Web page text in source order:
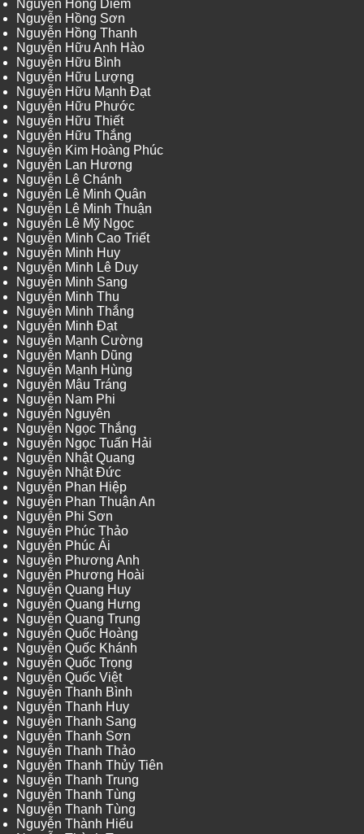
Nguyễn Hồng Diễm
Nguyễn Hồng Sơn
Nguyễn Hồng Thanh
Nguyễn Hữu Anh Hào
Nguyễn Hữu Bình
Nguyễn Hữu Lượng
Nguyễn Hữu Mạnh Đạt
Nguyễn Hữu Phước
Nguyễn Hữu Thiết
Nguyễn Hữu Thắng
Nguyễn Kim Hoàng Phúc
Nguyễn Lan Hương
Nguyễn Lê Chánh
Nguyễn Lê Minh Quân
Nguyễn Lê Minh Thuận
Nguyễn Lê Mỹ Ngọc
Nguyễn Minh Cao Triết
Nguyễn Minh Huy
Nguyễn Minh Lê Duy
Nguyễn Minh Sang
Nguyễn Minh Thu
Nguyễn Minh Thắng
Nguyễn Minh Đạt
Nguyễn Mạnh Cường
Nguyễn Mạnh Dũng
Nguyễn Mạnh Hùng
Nguyễn Mậu Tráng
Nguyễn Nam Phi
Nguyễn Nguyên
Nguyễn Ngọc Thắng
Nguyễn Ngọc Tuấn Hải
Nguyễn Nhật Quang
Nguyễn Nhật Đức
Nguyễn Phan Hiệp
Nguyễn Phan Thuận An
Nguyễn Phi Sơn
Nguyễn Phúc Thảo
Nguyễn Phúc Ái
Nguyễn Phương Anh
Nguyễn Phương Hoài
Nguyễn Quang Huy
Nguyễn Quang Hưng
Nguyễn Quang Trung
Nguyễn Quốc Hoàng
Nguyễn Quốc Khánh
Nguyễn Quốc Trọng
Nguyễn Quốc Việt
Nguyễn Thanh Bình
Nguyễn Thanh Huy
Nguyễn Thanh Sang
Nguyễn Thanh Sơn
Nguyễn Thanh Thảo
Nguyễn Thanh Thủy Tiên
Nguyễn Thanh Trung
Nguyễn Thanh Tùng
Nguyễn Thanh Tùng
Nguyễn Thành Hiếu